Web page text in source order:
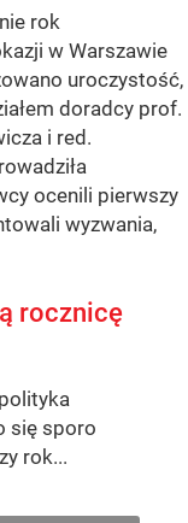
rok
w Warszawie
uroczystość,
doradcy prof.
i red.
ocenili pierwszy
wyzwania,
rocznicę
się sporo
rok...